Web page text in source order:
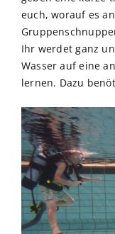
euch, worauf es
Ihr werdet ganz
Wasser auf eine
lernen. Dazu